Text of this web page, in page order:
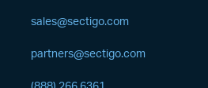
sales@sectigo.com
partners@sectigo.com